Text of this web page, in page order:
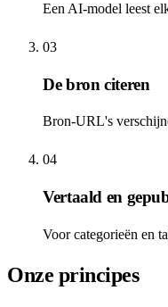
Een AI-model leest
03
De bron citeren
Bron-URL's
04
Vertaald en
Voor categorieën en
Onze principes